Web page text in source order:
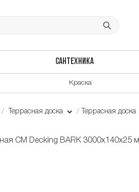
САНТЕХНИКА
Краска
Террасная доска Террасная доска